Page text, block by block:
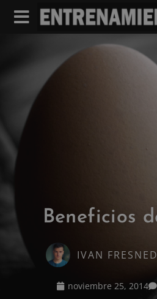
Beneficios
IVAN
noviembre 25, 2014